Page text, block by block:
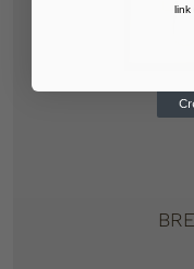
link